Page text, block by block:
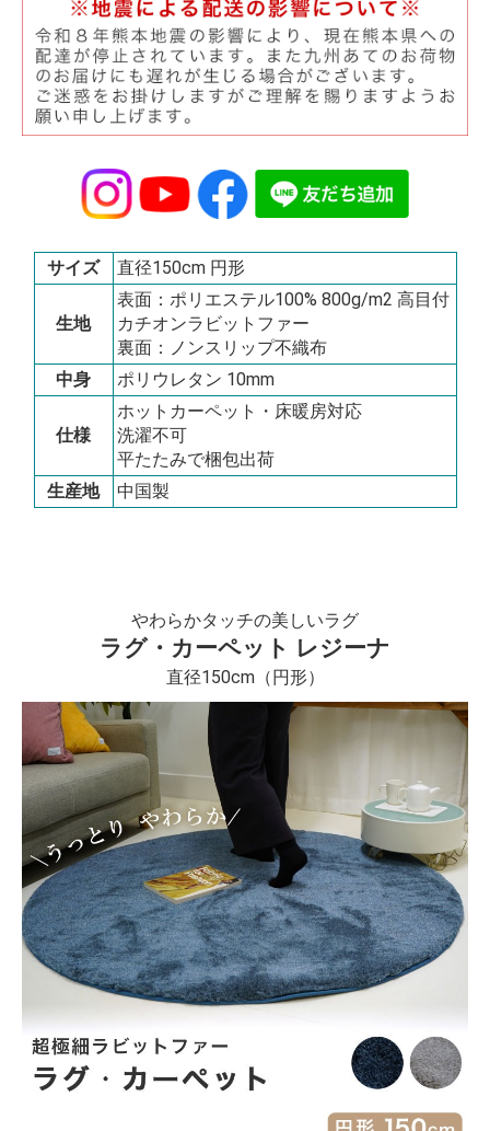
サイズ 直径150cm 円形
生地
表面：ポリエステル100% 800g/m2 高目付
カチオンラビットファー
裏面：ノンスリップ不織布
中身
ポリウレタン 10mm
仕様
ホットカーペット・床暖房対応
洗濯不可
平たたみで梱包出荷
生産地
中国製
やわらかタッチの美しいラグ
ラグ・カーペット レジーナ
直径150cm（円形）